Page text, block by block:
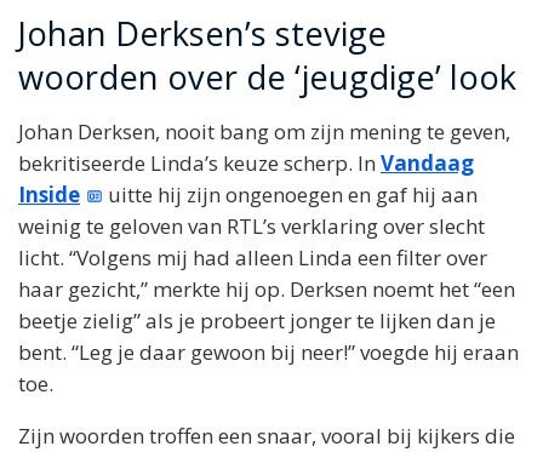
Johan Derksen’s stevige
woorden over de ‘jeugdige’ look
Johan Derksen, nooit bang om zijn mening te geven,
bekritiseerde Linda’s keuze scherp. In Vandaag
Inside
uitte hij zijn ongenoegen en gaf hij aan
weinig te geloven van RTL’s verklaring over slecht
licht. “Volgens mij had alleen Linda een filter over
haar gezicht,” merkte hij op. Derksen noemt het “een
beetje zielig” als je probeert jonger te lijken dan je
bent. “Leg je daar gewoon bij neer!” voegde hij eraan
toe.
Zijn woorden troffen een snaar, vooral bij kijkers die